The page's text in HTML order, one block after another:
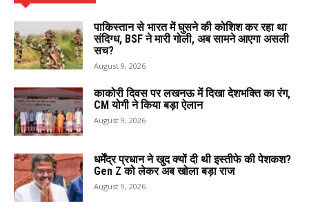
पाकिस्तान से भारत में घुसने की कोशिश कर रहा था
संदिग्ध, BSF ने मारी गोली, अब सामने आएगा असली
सच?
August 9, 2026
काकोरी दिवस पर लखनऊ में दिखा देशभक्ति का रंग,
CM योगी ने किया बड़ा ऐलान
August 9, 2026
धर्मेंद्र प्रधान ने खुद क्यों दी थी इस्तीफे की पेशकश?
Gen Z को लेकर अब खोला बड़ा राज
August 9, 2026